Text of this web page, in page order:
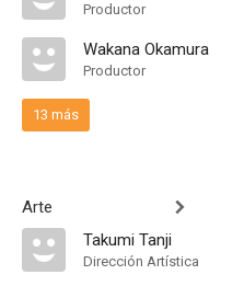
Productor
Wakana Okamura
Productor
13 más
Arte
Takumi Tanji
Dirección Artística